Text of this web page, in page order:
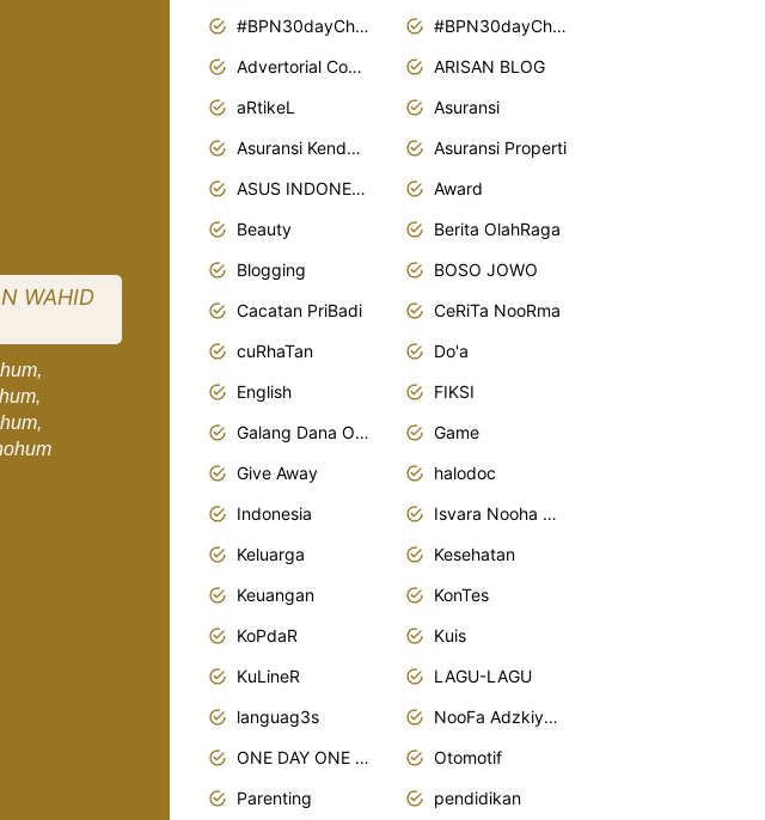
WAHID
#BPN30dayChallenge2018
#BPN30dayChallenge2019
Advertorial Content
ARISAN BLOG
aRtikeL
Asuransi
Asuransi Kendaraan
Asuransi Properti
ASUS INDONESIA
Award
Beauty
Berita OlahRaga
Blogging
BOSO JOWO
Cacatan PriBadi
CeRiTa NooRma
cuRhaTan
Do'a
English
FIKSI
Galang Dana Online
Game
Give Away
halodoc
Indonesia
Isvara Nooha Mukhbita Zain
Keluarga
Kesehatan
Keuangan
KonTes
KoPdaR
Kuis
KuLineR
LAGU-LAGU
languag3s
NooFa Adzkiya Putri Zain
ONE DAY ONE POST
Otomotif
Parenting
pendidikan